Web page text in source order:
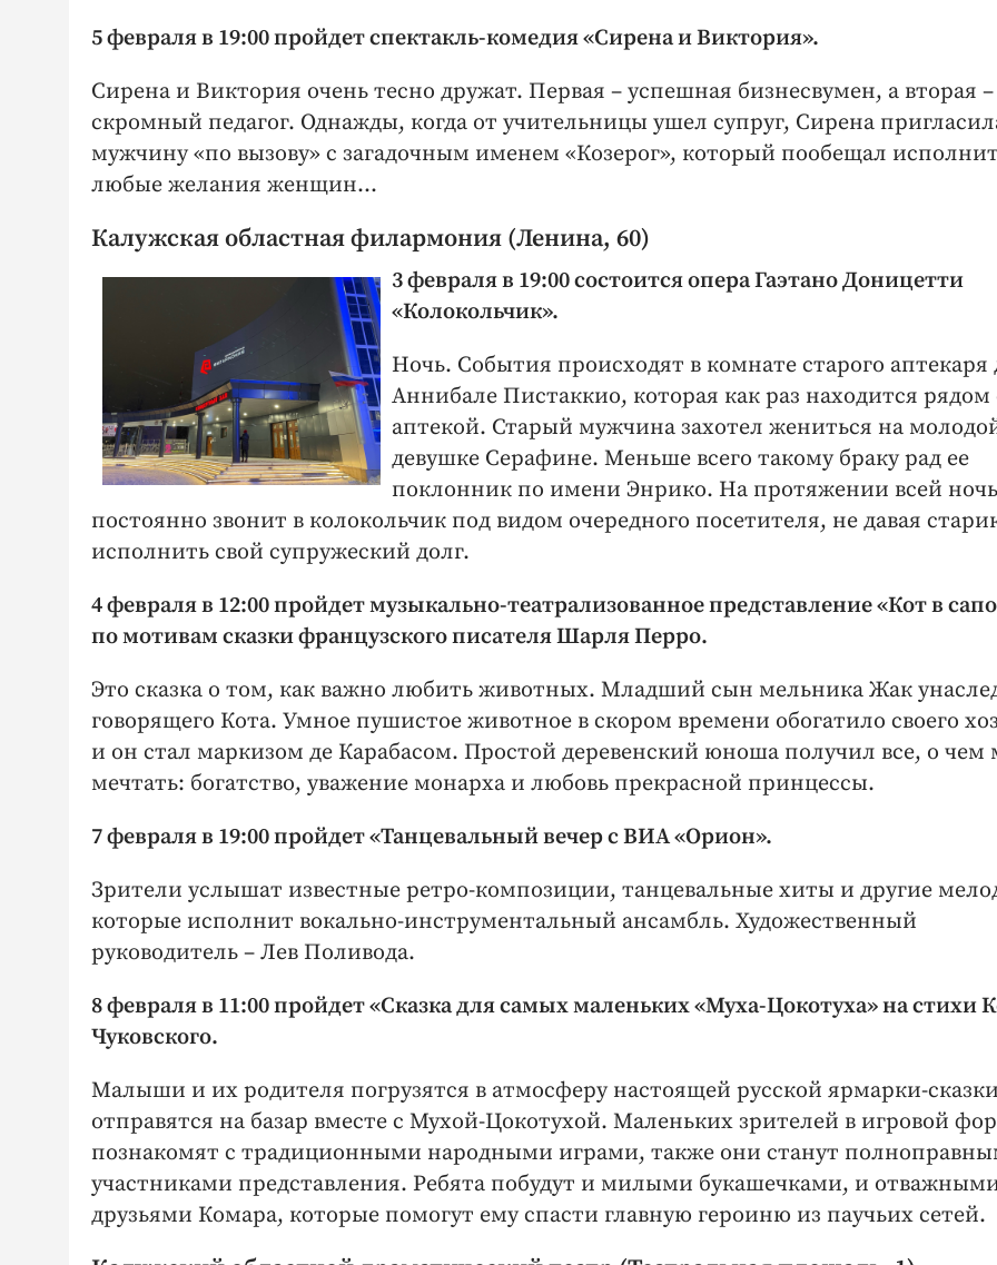
5 февраля в 19:00 пройдет спектакль-комедия «Сирена и Виктория».
Сирена и Виктория очень тесно дружат. Первая – успешная бизнесвумен, а вторая –
скромный педагог. Однажды, когда от учительницы ушел супруг, Сирена
мужчину «по вызову» с загадочным именем «Козерог», который пообещал
любые желания женщин…
Калужская областная филармония (Ленина, 60)
3 февраля в 19:00 состоится опера Гаэтано Доницетти
«Колокольчик».
Ночь. События происходят в комнате старого аптекаря
Аннибале Пистаккио, которая как раз находится рядом
аптекой. Старый мужчина захотел жениться на
девушке Серафине. Меньше всего такому браку рад ее
поклонник по имени Энрико. На протяжении всей
постоянно звонит в колокольчик под видом очередного посетителя, не давая
исполнить свой супружеский долг.
4 февраля в 12:00 пройдет музыкально-театрализованное представление «Кот в
по мотивам сказки французского писателя Шарля Перро.
Это сказка о том, как важно любить животных. Младший сын мельника Жак
говорящего Кота. Умное пушистое животное в скором времени обогатило своего
и он стал маркизом де Карабасом. Простой деревенский юноша получил все, о
мечтать: богатство, уважение монарха и любовь прекрасной принцессы.
7 февраля в 19:00 пройдет «Танцевальный вечер с ВИА «Орион».
Зрители услышат известные ретро-композиции, танцевальные хиты и другие
которые исполнит вокально-инструментальный ансамбль. Художественный
руководитель – Лев Поливода.
8 февраля в 11:00 пройдет «Сказка для самых маленьких «Муха-Цокотуха» на стихи
Чуковского.
Малыши и их родителя погрузятся в атмосферу настоящей русской ярмарки-
отправятся на базар вместе с Мухой-Цокотухой. Маленьких зрителей в игровой
познакомят с традиционными народными играми, также они станут
участниками представления. Ребята побудут и милыми букашечками, и
друзьями Комара, которые помогут ему спасти главную героиню из паучьих сетей.